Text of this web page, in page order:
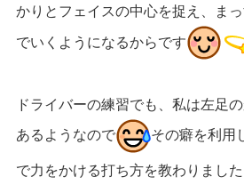
かりとフェイスの中心を捉え、ま
でいくようになるからです
ドライバーの練習でも、私は左足
あるようなので その癖を利用
で力をかける打ち方を教わりました